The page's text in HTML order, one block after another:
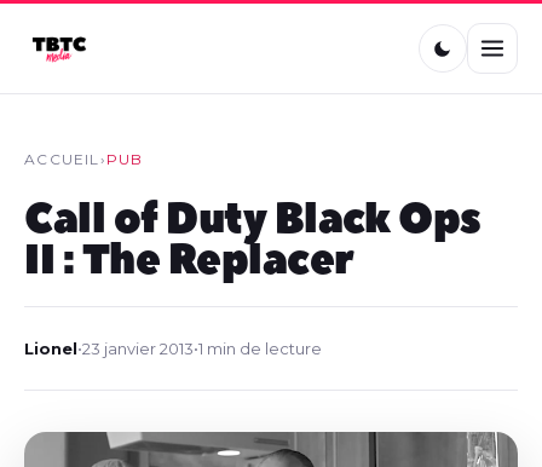
ACCUEIL› PUB
Call of Duty Black Ops
II : The Replacer
Lionel•23 janvier 2013•1 min de lecture